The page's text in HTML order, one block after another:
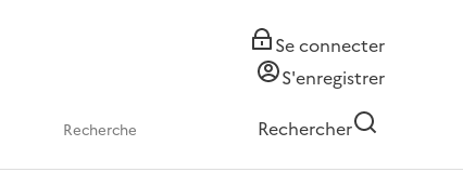
Se connecter
S'enregistrer
Rechercher